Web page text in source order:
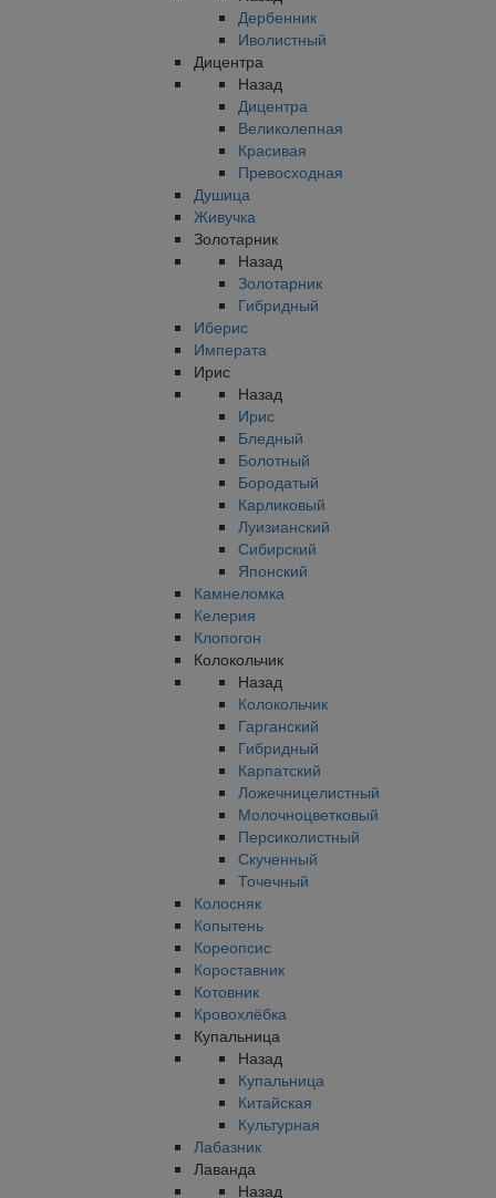
Дербенник
Иволистный
Дицентра
Назад
Дицентра
Великолепная
Красивая
Превосходная
Душица
Живучка
Золотарник
Назад
Золотарник
Гибридный
Иберис
Императа
Ирис
Назад
Ирис
Бледный
Болотный
Бородатый
Карликовый
Луизианский
Сибирский
Японский
Камнеломка
Келерия
Клопогон
Колокольчик
Назад
Колокольчик
Гарганский
Гибридный
Карпатский
Ложечницелистный
Молочноцветковый
Персиколистный
Скученный
Точечный
Колосняк
Копытень
Кореопсис
Короставник
Котовник
Кровохлёбка
Купальница
Назад
Купальница
Китайская
Культурная
Лабазник
Лаванда
Назад